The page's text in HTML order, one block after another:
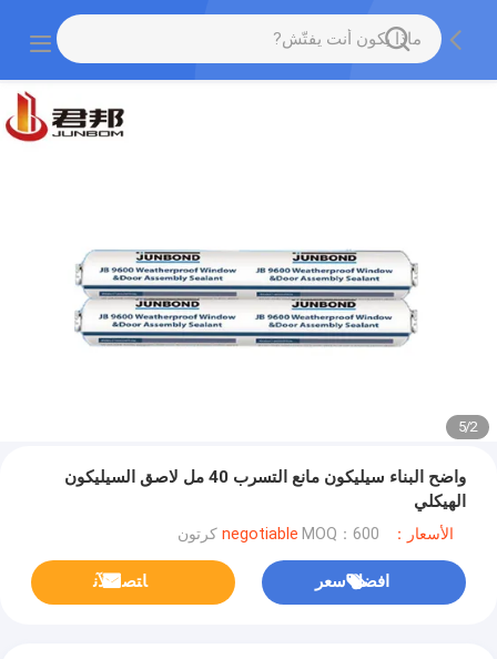
2
/
5
واضح البناء سيليكون مانع التسرب 40 مل لاصق السيليكون
الهيكلي
الأسعار：negotiable MOQ：600 كرتون
افضل سعر ﺎﺘﺼﻟ ﺍﻶﻧ